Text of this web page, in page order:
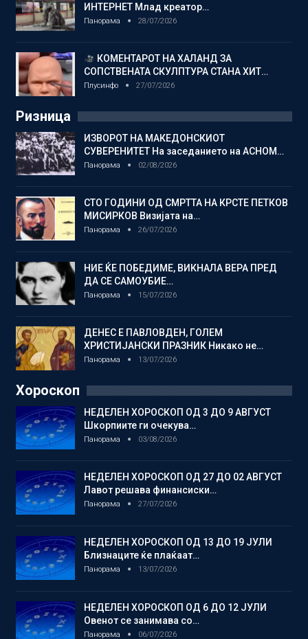
ИНТЕРНЕТ Млад креатор…
Панорама 28/07/2026
КОМЕНТАРОТ НА ХАЛАНД ЗА
СОПСТВЕНАТА СКУЛПТУРА СТАНА ХИТ…
Плусинфо 27/07/2026
Ризница
ИЗВОРОТ НА МАКЕДОНСКИОТ
СУВЕРЕНИТЕТ На заседанието на АСНОМ…
Панорама 02/08/2026
СТО ГОДИНИ ОД СМРТТА НА КРСТЕ ПЕТКОВ
МИСИРКОВ Визијата на…
Панорама 26/07/2026
НИЕ ЌЕ ПОБЕДИМЕ, ВИКНАЛА ВЕРА ПРЕД
ДА СЕ САМОУБИЕ…
Панорама 15/07/2026
ДЕНЕС Е ПАВЛОВДЕН, ГОЛЕМ
ХРИСТИЈАНСКИ ПРАЗНИК Никако не…
Панорама 13/07/2026
Хороскоп
НЕДЕЛЕН ХОРОСКОП ОД 3 ДО 9 АВГУСТ
Шкорпиите ги очекува…
Панорама 03/08/2026
НЕДЕЛЕН ХОРОСКОП ОД 27 ДО 02 АВГУСТ
Лавот решава финансиски…
Панорама 27/07/2026
НЕДЕЛЕН ХОРОСКОП ОД 13 ДО 19 ЈУЛИ
Близнаците ќе плаќаат…
Панорама 13/07/2026
НЕДЕЛЕН ХОРОСКОП ОД 6 ДО 12 ЈУЛИ
Овенот се занимава со…
Панорама 06/07/2026